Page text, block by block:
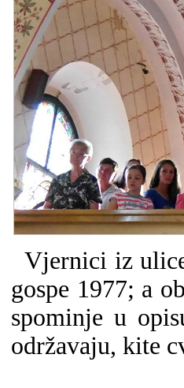
Vjernici iz
gospe 1977; a
spominje u
održavaju, kite